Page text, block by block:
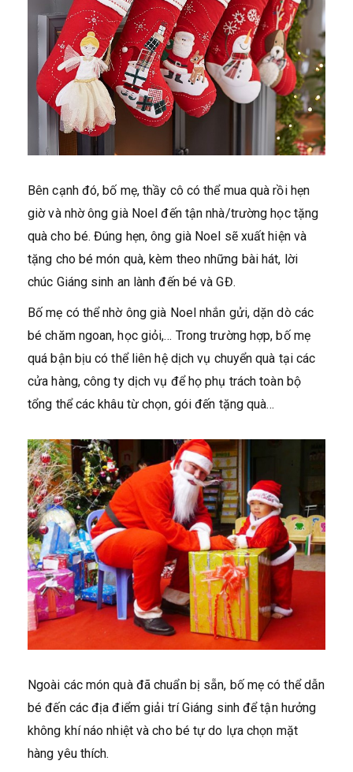
Bên cạnh đó, bố mẹ, thầy cô có thể mua quà rồi hẹn
giờ và nhờ ông già Noel đến tận nhà/trường học tặng
quà cho bé. Đúng hẹn, ông già Noel sẽ xuất hiện và
tặng cho bé món quà, kèm theo những bài hát, lời
chúc Giáng sinh an lành đến bé và GĐ.
Bố mẹ có thể nhờ ông già Noel nhắn gửi, dặn dò các
bé chăm ngoan, học giỏi,… Trong trường hợp, bố mẹ
quá bận bịu có thể liên hệ dịch vụ chuyển quà tại các
cửa hàng, công ty dịch vụ để họ phụ trách toàn bộ
tổng thể các khâu từ chọn, gói đến tặng quà…
Ngoài các món quà đã chuẩn bị sẵn, bố mẹ có thể dẫn
bé đến các địa điểm giải trí Giáng sinh để tận hưởng
không khí náo nhiệt và cho bé tự do lựa chọn mặt
hàng yêu thích.